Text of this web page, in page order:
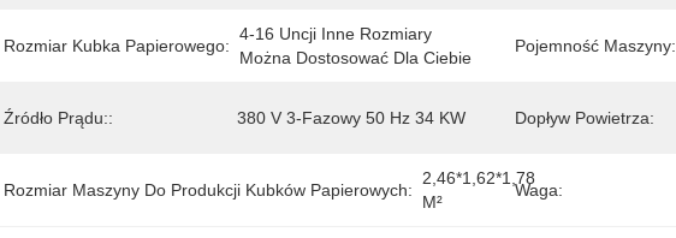
Rozmiar Kubka Papierowego:
4-16 Uncji Inne Rozmiary
Można Dostosować Dla Ciebie
Pojemność Maszyny:
Źródło Prądu:: 380 V 3-Fazowy 50 Hz 34 KW Dopływ Powietrza:
Rozmiar Maszyny Do Produkcji Kubków Papierowych:
2,46*1,62*1,78
M²
Waga: